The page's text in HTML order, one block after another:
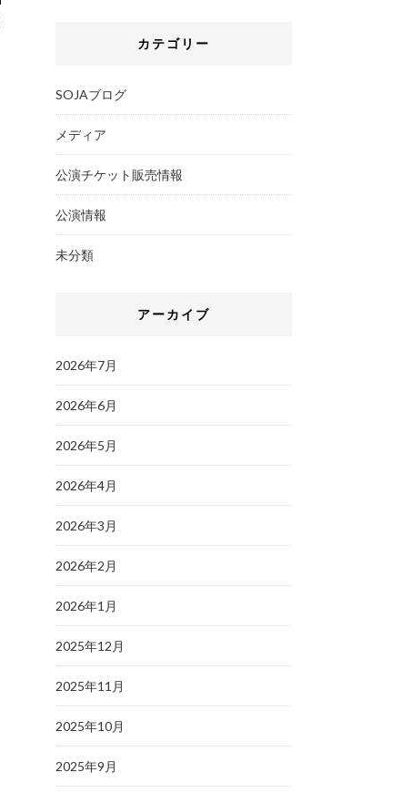
カテゴリー
SOJAブログ
メディア
公演チケット販売情報
公演情報
未分類
アーカイブ
2026年7月
2026年6月
2026年5月
2026年4月
2026年3月
2026年2月
2026年1月
2025年12月
2025年11月
2025年10月
2025年9月